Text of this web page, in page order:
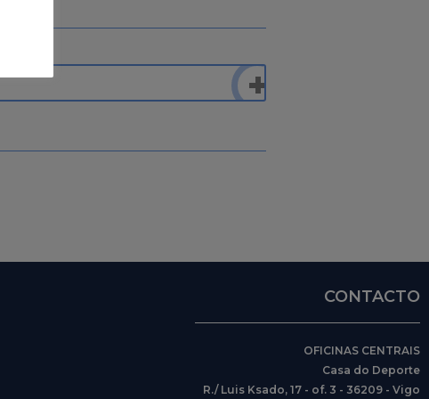
CONTACTO
OFICINAS CENTRAIS
Casa do Deporte
R./ Luis Ksado, 17 - of. 3 - 36209 - Vigo